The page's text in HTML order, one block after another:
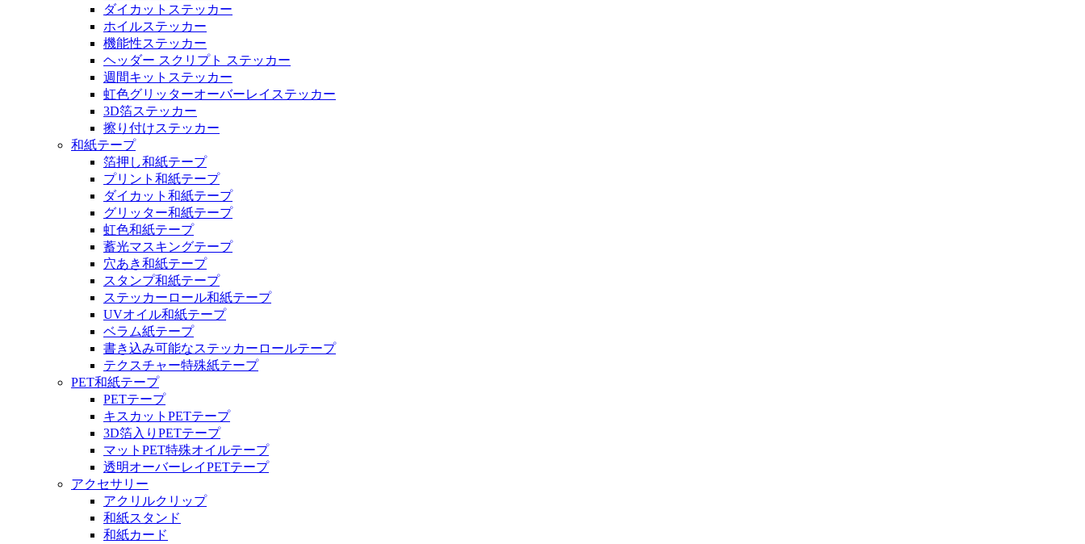
ダイカットステッカー
ホイルステッカー
機能性ステッカー
ヘッダー スクリプト ステッカー
週間キットステッカー
虹色グリッターオーバーレイステッカー
3D箔ステッカー
擦り付けステッカー
和紙テープ
箔押し和紙テープ
プリント和紙テープ
ダイカット和紙テープ
グリッター和紙テープ
虹色和紙テープ
蓄光マスキングテープ
穴あき和紙テープ
スタンプ和紙テープ
ステッカーロール和紙テープ
UVオイル和紙テープ
ベラム紙テープ
書き込み可能なステッカーロールテープ
テクスチャー特殊紙テープ
PET和紙テープ
PETテープ
キスカットPETテープ
3D箔入りPETテープ
マットPET特殊オイルテープ
透明オーバーレイPETテープ
アクセサリー
アクリルクリップ
和紙スタンド
和紙カード